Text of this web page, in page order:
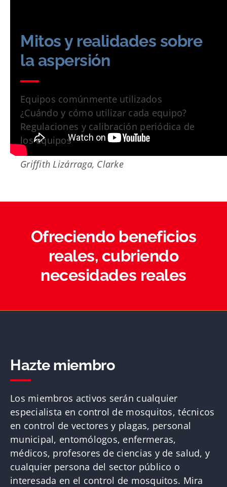
Mitos y realidades sobre
la aspersión
Equipos comúnmente utilizados
¿Cuándo y cómo utilizar cada equipo?
Regulaciones y calibración periódica de
los equipos
Griffith Lizárraga, Clarke
Ofreciendo beneficios
reales, cubriendo
necesidades reales
Hazte miembro
Los miembros activos serán cualquier
especialista en control de mosquitos, técnicos
en control de vectores y plagas, personal
municipal, entomólogos, enfermeras,
médicos, profesores de ciencias y de salud, y
cualquier persona del sector público o
interesada en el control de mosquitos. Mira